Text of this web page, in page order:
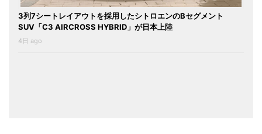
3列7シートレイアウトを採用したシトロエンのBセグメント
SUV「C3 AIRCROSS HYBRID」が日本上陸
4日 ago